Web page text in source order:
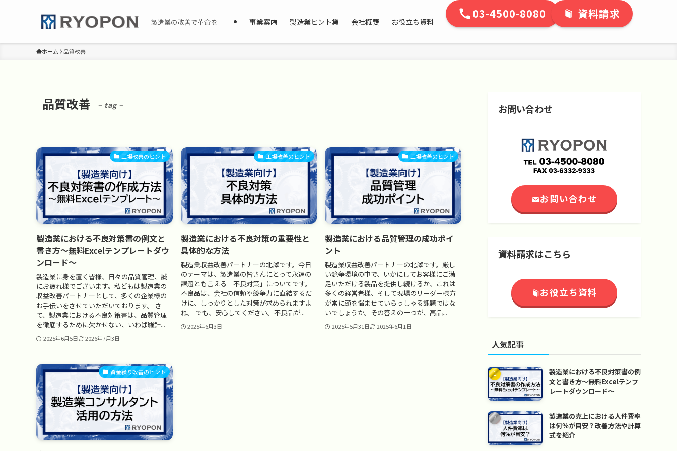
製造業の改善で革命を 事業案内 製造業ヒント集 会社概要 お役立ち資料
03-4500-8080 資料請求
ホーム 品質改善
品質改善 – tag –
工場改善のヒント
製造業における不良対策書の例文と
書き方～無料Excelテンプレートダウ
ンロード～
製造業に身を置く皆様、日々の品質管理、誠
にお疲れ様でございます。私どもは製造業の
収益改善パートナーとして、多くの企業様の
お手伝いをさせていただいております。 さ
て、製造業における不良対策書は、品質管理
を徹底するために欠かせない、いわば羅針...
2025年6月5日 2026年7月3日
工場改善のヒント
製造業における不良対策の重要性と
具体的な方法
製造業収益改善パートナーの北澤です。今日
のテーマは、製造業の皆さんにとって永遠の
課題とも言える「不良対策」についてです。
不良品は、会社の信頼や競争力に直結するだ
けに、しっかりとした対策が求められますよ
ね。 でも、安心してください。不良品が...
2025年6月3日
工場改善のヒント
製造業における品質管理の成功ポイ
ント
製造業収益改善パートナーの北澤です。厳し
い競争環境の中で、いかにしてお客様にご満
足いただける製品を提供し続けるか、これは
多くの経営者様、そして現場のリーダー様方
が常に頭を悩ませていらっしゃる課題ではな
いでしょうか。その答えの一つが、高品...
2025年5月31日 2025年6月1日
資金繰り改善のヒント
お問い合わせ
お問い合わせ
資料請求はこちら
お役立ち資料
人気記事
製造業における不良対策書の例
文と書き方～無料Excelテンプ
レートダウンロード～
製造業の売上における人件費率
は何％が目安？改善方法や計算
式を紹介